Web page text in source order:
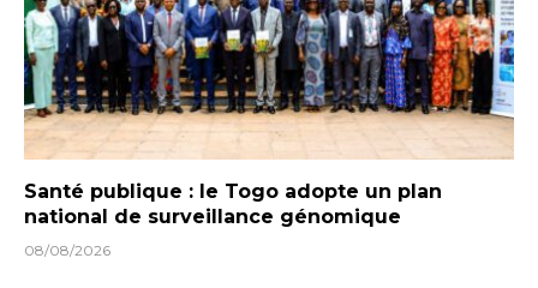
Santé publique : le Togo adopte un plan
national de surveillance génomique
08/08/2026